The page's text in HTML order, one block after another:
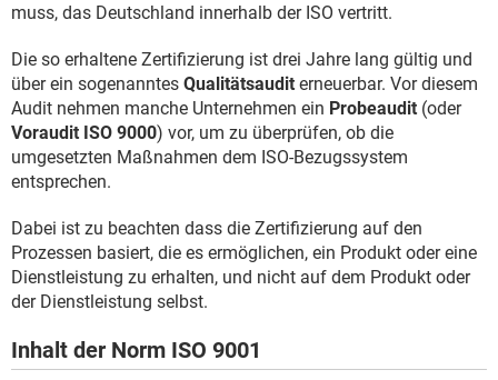
muss, das Deutschland innerhalb der ISO vertritt.
Die so erhaltene Zertifizierung ist drei Jahre lang gültig und
über ein sogenanntes Qualitätsaudit erneuerbar. Vor diesem
Audit nehmen manche Unternehmen ein Probeaudit (oder
Voraudit ISO 9000) vor, um zu überprüfen, ob die
umgesetzten Maßnahmen dem ISO-Bezugssystem
entsprechen.
Dabei ist zu beachten dass die Zertifizierung auf den
Prozessen basiert, die es ermöglichen, ein Produkt oder eine
Dienstleistung zu erhalten, und nicht auf dem Produkt oder
der Dienstleistung selbst.
Inhalt der Norm ISO 9001